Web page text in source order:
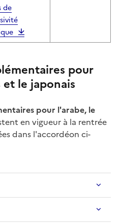
de
pour
le japonais
pour l'arabe, le
en vigueur à la rentrée
dans l'accordéon ci-